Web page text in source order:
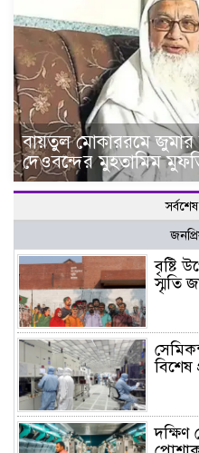
বায়তুল মোকাররমে
দেওবন্দের মুহতামিম
বৃষ্টি
স্মৃতি
বিশেষ
দক্ষিণ